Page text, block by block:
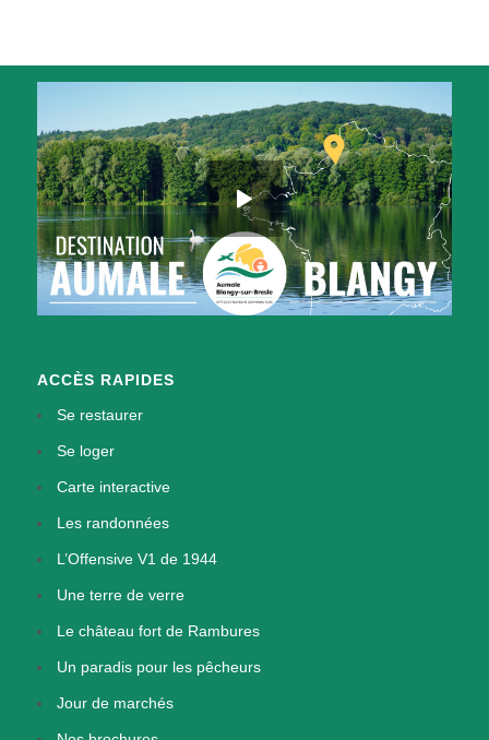
ACCÈS RAPIDES
Se restaurer
Se loger
Carte interactive
Les randonnées
L’Offensive V1 de 1944
Une terre de verre
Le château fort de Rambures
Un paradis pour les pêcheurs
Jour de marchés